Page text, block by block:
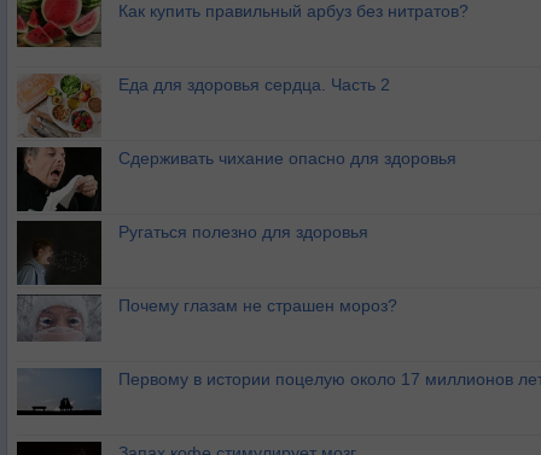
Как купить правильный арбуз без нитратов?
Еда для здоровья сердца. Часть 2
Сдерживать чихание опасно для здоровья
Ругаться полезно для здоровья
Почему глазам не страшен мороз?
Первому в истории поцелую около 17 миллионов